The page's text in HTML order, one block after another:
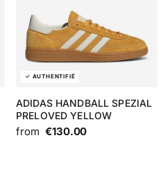
ADIDAS HANDBALL SPEZIAL
PRELOVED YELLOW
from €130.00